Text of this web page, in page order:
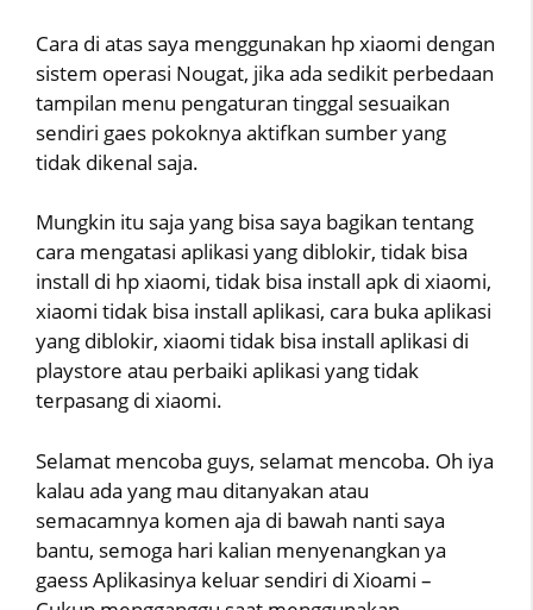
Cara di atas saya menggunakan hp xiaomi dengan
sistem operasi Nougat, jika ada sedikit perbedaan
tampilan menu pengaturan tinggal sesuaikan
sendiri gaes pokoknya aktifkan sumber yang
tidak dikenal saja.
Mungkin itu saja yang bisa saya bagikan tentang
cara mengatasi aplikasi yang diblokir, tidak bisa
install di hp xiaomi, tidak bisa install apk di xiaomi,
xiaomi tidak bisa install aplikasi, cara buka aplikasi
yang diblokir, xiaomi tidak bisa install aplikasi di
playstore atau perbaiki aplikasi yang tidak
terpasang di xiaomi.
Selamat mencoba guys, selamat mencoba. Oh iya
kalau ada yang mau ditanyakan atau
semacamnya komen aja di bawah nanti saya
bantu, semoga hari kalian menyenangkan ya
gaess Aplikasinya keluar sendiri di Xioami –